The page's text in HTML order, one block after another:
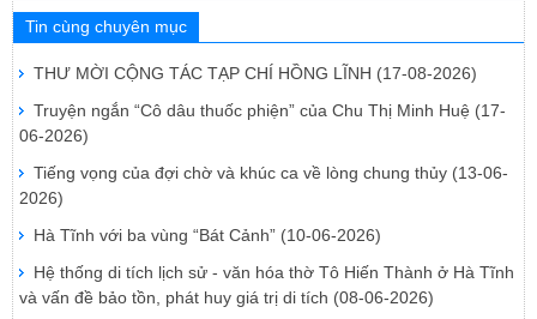
Tin cùng chuyên mục
THƯ MỜI CỘNG TÁC TẠP CHÍ HỒNG LĨNH (17-08-2026)
Truyện ngắn “Cô dâu thuốc phiện” của Chu Thị Minh Huệ (17-
06-2026)
Tiếng vọng của đợi chờ và khúc ca về lòng chung thủy (13-06-
2026)
Hà Tĩnh với ba vùng “Bát Cảnh” (10-06-2026)
Hệ thống di tích lịch sử - văn hóa thờ Tô Hiến Thành ở Hà Tĩnh
và vấn đề bảo tồn, phát huy giá trị di tích (08-06-2026)